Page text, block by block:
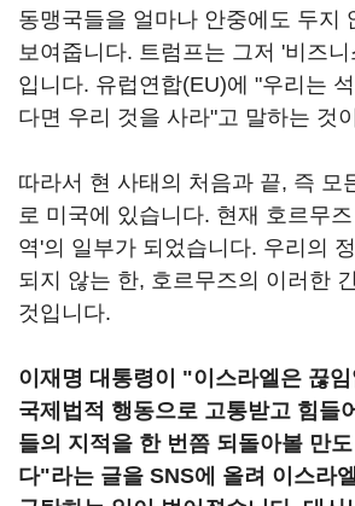
동맹국들을 얼마나 안중에도 두지
보여줍니다. 트럼프는 그저 '비즈
입니다. 유럽연합(EU)에 "우리는
다면 우리 것을 사라"고 말하는 것
따라서 현 사태의 처음과 끝, 즉 모
로 미국에 있습니다. 현재 호르무즈
역'의 일부가 되었습니다. 우리의
되지 않는 한, 호르무즈의 이러한
것입니다.
이재명 대통령이 "이스라엘은 끊
국제법적 행동으로 고통받고 힘들
들의 지적을 한 번쯤 되돌아볼 만도
다"라는 글을 SNS에 올려 이스라